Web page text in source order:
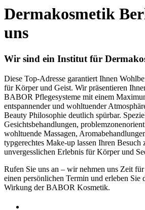
Dermakosmetik
uns
Wir sind ein Institut für
Diese Top-Adresse garantiert Ihnen
für Körper und Geist. Wir präsentieren
BABOR Pflegesysteme mit einem
entspannender und wohltuender
Beauty Philosophie deutlich spürbar.
Gesichtsbehandlungen,
wohltuende Massagen,
typgerechtes Make-up lassen Ihren Besuch
unvergesslichen Erlebnis für Körper und
Rufen Sie uns an – wir nehmen uns Zeit
einen persönlichen Termin und erleben Sie
Wirkung der BABOR Kosmetik.